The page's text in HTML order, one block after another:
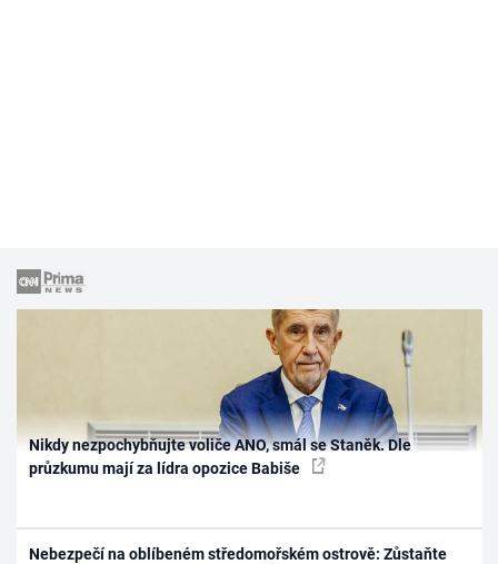
Nikdy nezpochybňujte voliče ANO, smál se Staněk. Dle
průzkumu mají za lídra opozice Babiše
Nebezpečí na oblíbeném středomořském ostrově: Zůstaňte